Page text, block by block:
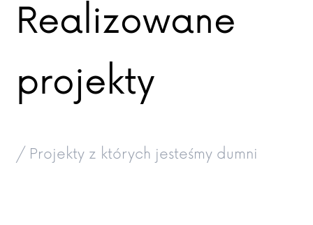
Realizowane
projekty
/ Projekty z których jesteśmy dumni